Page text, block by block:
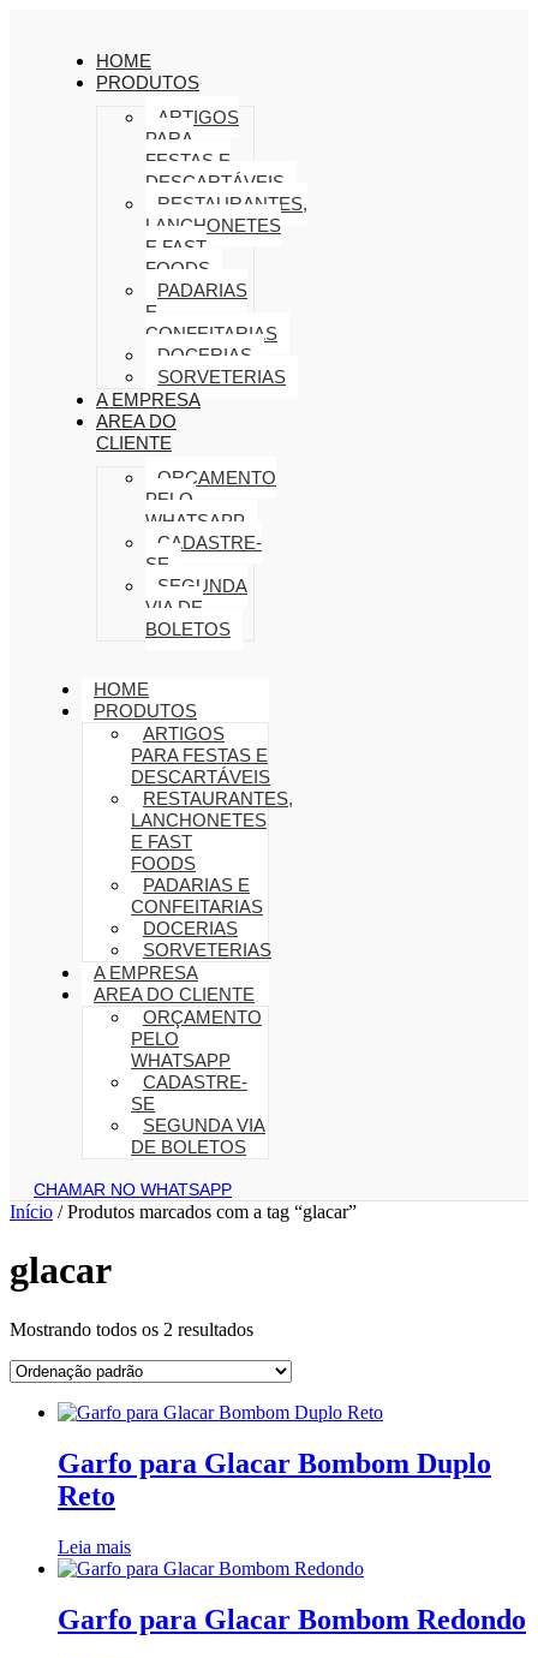
HOME
PRODUTOS
ARTIGOS
PARA
FESTAS E
DESCARTÁVEIS
RESTAURANTES,
LANCHONETES
E FAST
FOODS
PADARIAS
E
CONFEITARIAS
DOCERIAS
SORVETERIAS
A EMPRESA
AREA DO
CLIENTE
ORÇAMENTO
PELO
WHATSAPP
CADASTRE-
SE
SEGUNDA
VIA DE
BOLETOS
HOME
PRODUTOS
ARTIGOS
PARA FESTAS E
DESCARTÁVEIS
RESTAURANTES,
LANCHONETES
E FAST
FOODS
PADARIAS E
CONFEITARIAS
DOCERIAS
SORVETERIAS
A EMPRESA
AREA DO CLIENTE
ORÇAMENTO
PELO
WHATSAPP
CADASTRE-
SE
SEGUNDA VIA
DE BOLETOS
CHAMAR NO WHATSAPP
Início / Produtos marcados com a tag “glacar”
glacar
Mostrando todos os 2 resultados
Garfo para Glacar Bombom Duplo
Reto
Leia mais
Garfo para Glacar Bombom Redondo